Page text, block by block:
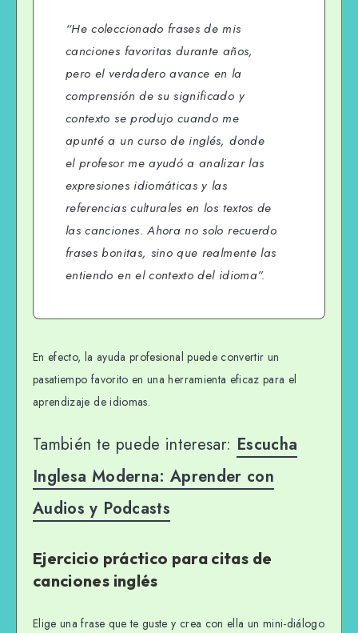
“He coleccionado frases de mis
canciones favoritas durante años,
pero el verdadero avance en la
comprensión de su significado y
contexto se produjo cuando me
apunté a un curso de inglés, donde
el profesor me ayudó a analizar las
expresiones idiomáticas y las
referencias culturales en los textos de
las canciones. Ahora no solo recuerdo
frases bonitas, sino que realmente las
entiendo en el contexto del idioma”.
En efecto, la ayuda profesional puede convertir un
pasatiempo favorito en una herramienta eficaz para el
aprendizaje de idiomas.
También te puede interesar: Escucha
Inglesa Moderna: Aprender con
Audios y Podcasts
Ejercicio práctico para citas de
canciones inglés
Elige una frase que te guste y crea con ella un mini-diálogo